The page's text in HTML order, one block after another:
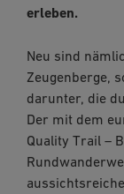
erleben.
Neu sind
Zeugenberge,
darunter, die
Der mit dem
Quality Trail –